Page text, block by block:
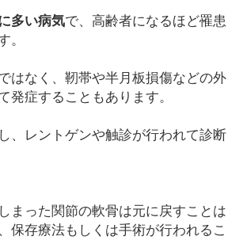
多い病気で、高齢者になるほど罹患
。
はなく、靭帯や半月板損傷などの外
発症することもあります。
、レントゲンや触診が行われて診断
まった関節の軟骨は元に戻すことは
保存療法もしくは手術が行われるこ